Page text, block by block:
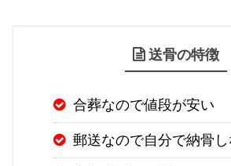
送骨の特徴
合葬なので値段が安い
郵送なので自分で納骨